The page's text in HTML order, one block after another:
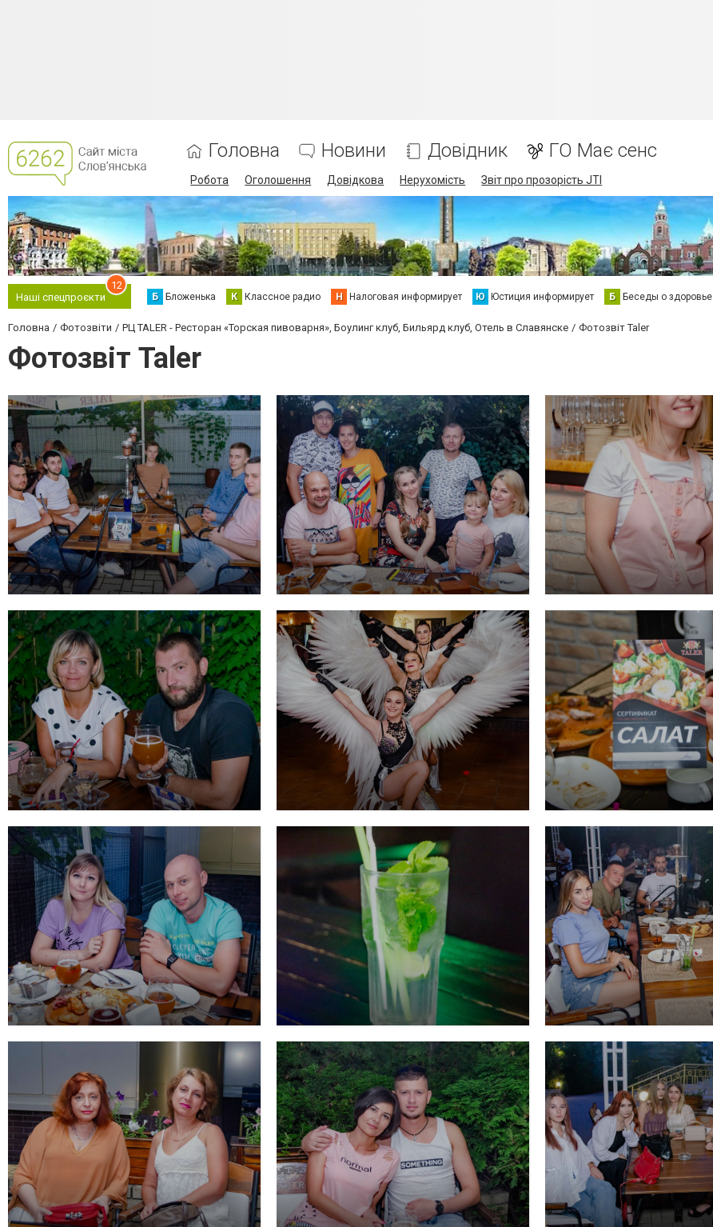
Головна Новини Довідник ГО Має сенс
Робота Оголошення Довідкова Нерухомість Звіт про прозорість JTI
Наші спецпроєкти
12
Б Бложенька К Классное радио Н Налоговая информирует Ю Юстиция информирует Б Беседы о здоровье
Головна Фотозвіти РЦ TALER - Ресторан «Торская пивоварня», Боулинг клуб, Бильярд клуб, Отель в Славянске Фотозвіт Taler
Фотозвіт Taler